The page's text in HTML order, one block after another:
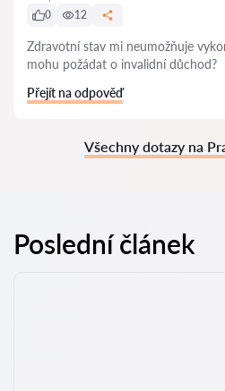
0
12
Zdravotní stav mi neumožňuje
mohu požádat o invalidní důchod?
Přejít na odpověď
Všechny dotazy na
Poslední článek